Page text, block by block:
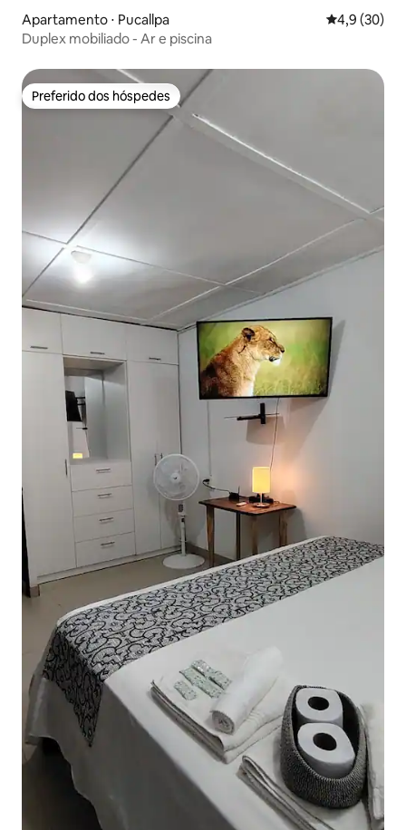
Apartamento ⋅ Pucallpa 4,9 de uma
4,9 (30)
Duplex mobiliado - Ar e piscina
Preferido dos hóspedes
Preferido dos hóspedes